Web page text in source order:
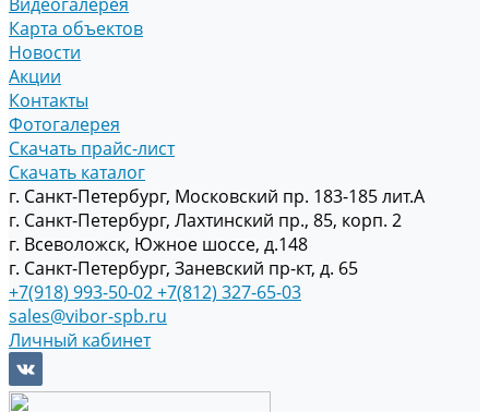
Карта объектов
Новости
Акции
Контакты
Фотогалерея
Скачать прайс-лист
Скачать каталог
г. Санкт-Петербург, Московский пр. 183-185 лит.А
г. Санкт-Петербург, Лахтинский пр., 85, корп. 2
г. Всеволожск, Южное шоссе, д.148
г. Санкт-Петербург, Заневский пр-кт, д. 65
+7(918) 993-50-02+7(812) 327-65-03
sales@vibor-spb.ru
Личный кабинет